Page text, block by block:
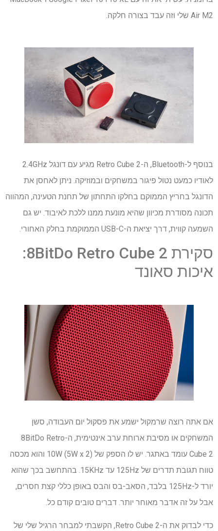
Air M2 שלי וזה עבד בצורה חלקה.
בנוסף ל-Bluetooth, ה-Retro Cube 2 מגיע עם דונגל 2.4GHz
לאודיו כמעט נטול פיגור במשחקים ובמוזיקה. ניתן לאחסן את
הדונגל בחריץ הממוקם בחלקו התחתון של תחנת הטעינה, המהווה
תכונה מסודרת מכיוון שהיא מונעת ממנו ללכת לאיבוד. יש גם
השמעה קווית, דרך יציאת ה-USB-C הממוקמת בחלק האחורי.
סקירת 8BitDo Retro Cube 2:
איכות סאונד
אם אתה רוצה שרמקול ישמע את פסקול יום העבודה, סשן
המשחקים או מסיבת ארוחת ערב אינטימית, ה-8BitDo Retro
Cube 2 עומד באתגר. יש לו הספק של 10W (5W x 2) והוא מכסה
טווח תגובת תדרים של 125Hz עד 15KHz. בהתחשב בכך שהוא
יורד ל-125Hz בלבד, הסאב-בס והבס באופן כללי קצת חסרים,
אבל על זה אדבר מאוחר יותר. דברים טובים קודם כל.
כדי לבדוק את ה-Retro Cube 2, הקשבתי למבחר הרגיל שלי של